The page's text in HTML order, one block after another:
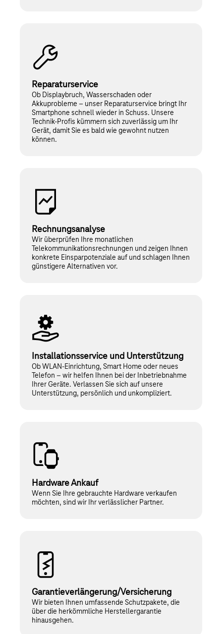
Reparaturservice
Ob Displaybruch, Wasserschaden oder
Akkuprobleme – unser Reparaturservice bringt Ihr
Smartphone schnell wieder in Schuss. Unsere
Technik-Profis kümmern sich zuverlässig um Ihr
Gerät, damit Sie es bald wie gewohnt nutzen
können.
Rechnungsanalyse
Wir überprüfen Ihre monatlichen
Telekommunikationsrechnungen und zeigen Ihnen
konkrete Einsparpotenziale auf und schlagen Ihnen
günstigere Alternativen vor.
Installationsservice und Unterstützung
Ob WLAN-Einrichtung, Smart Home oder neues
Telefon – wir helfen Ihnen bei der Inbetriebnahme
Ihrer Geräte. Verlassen Sie sich auf unsere
Unterstützung, persönlich und unkompliziert.
Hardware Ankauf
Wenn Sie Ihre gebrauchte Hardware verkaufen
möchten, sind wir Ihr verlässlicher Partner.
Garantieverlängerung/­Versicherung
Wir bieten Ihnen umfassende Schutzpakete, die
über die herkömmliche Herstellergarantie
hinausgehen.